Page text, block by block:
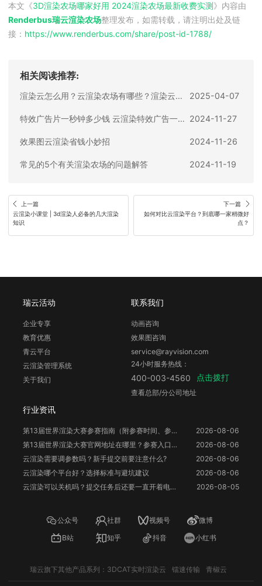
本文《3D渲染农场哪家好用 2024渲染农场最新收费实测》内容由
Renderbus瑞云渲染农场整理发布，如需转载，请注明出处及链
接： https://www.renderbus.com/share/post-id-1788/
相关阅读推荐:
渲染云怎么用？云渲染农场有哪些？渲染云平台怎么收费？一文讲清！
2025-04-07
特效广告片一秒钟多少钱 云渲染特效广告一秒费用 2024-11-27
效果图云渲染省钱小妙招 2024-11-26
常见的5个有关渲染农场的问题解答 2024-11-19
上一篇
云渲染小课堂 | 3d渲染人必备的几大渲染
知识
下一篇
如何对比云渲染平台？到底哪一家稍微好
点？
瑞云活动
企业专享
教育优惠
青云平台
云渲染管理系统
关于我们
行业资讯
第13届世界渲染大赛参赛指南（附参赛时间、参赛要求、赛事奖励等）
2026-08-06
第13届世界渲染大赛官网地址在哪里？参赛入口与信息整理
2026-08-06
云渲染需要调参数吗？新手提交前要注意什么?
2026-08-06
云渲染哪个平台好？选择标准与避坑建议
2026-08-06
云渲染可以关机吗？提交任务后还要一直开着电脑吗？
2026-08-05
联系我们
动画咨询
效果图咨询
service@rayvision.com
24小时服务热线：
400-003-4560 点击拨打
查看总部/分公司地址
公众号 社群 视频号
微博
B站
知乎 抖音 小红书
瑞云旗下其他产品系列： 3DCAT实时渲染云 镭速传输 青椒云